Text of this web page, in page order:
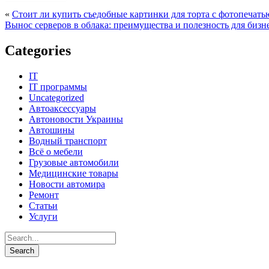
« Стоит ли купить съедобные картинки для торта с
Вынос серверов в облака: преимущества и полезность для
Categories
IT
IT программы
Uncategorized
Автоаксессуары
Автоновости Украины
Автошины
Водный транспорт
Всё о мебели
Грузовые автомобили
Медицинские товары
Новости автомира
Ремонт
Статьи
Услуги